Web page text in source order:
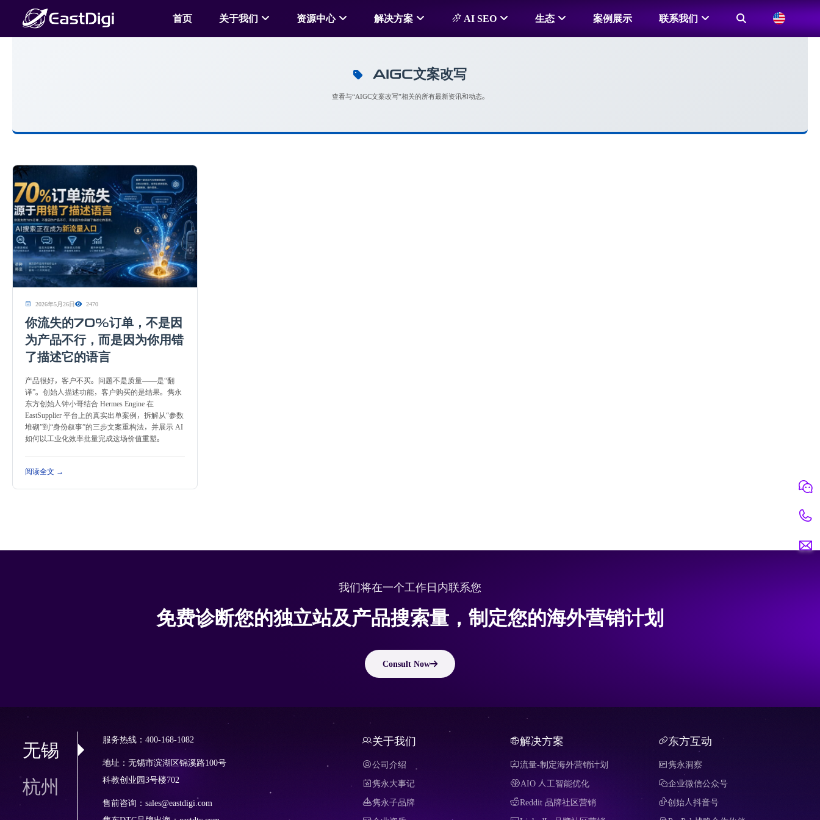
首页 关于我们 资源中心 解决方案 AI SEO 生态 案例展示 联系我们
AIGC文案改写
查看与“AIGC文案改写”相关的所有最新资讯和动态。
2026年5月26日 2470
你流失的70%订单，不是因
为产品不行，而是因为你用错
了描述它的语言
产品很好，客户不买。问题不是质量——是“翻
译”。创始人描述功能，客户购买的是结果。隽永
东方创始人钟小哥结合 Hermes Engine 在
EastSupplier 平台上的真实出单案例，拆解从“参数
堆砌”到“身份叙事”的三步文案重构法，并展示 AI
如何以工业化效率批量完成这场价值重塑。
阅读全文 →
我们将在一个工作日内联系您
免费诊断您的独立站及产品搜索量，制定您的海外营销计划
Consult Now
无锡
杭州
服务热线：400-168-1082
地址：无锡市滨湖区锦溪路100号
科教创业园3号楼702
售前咨询：sales@eastdigi.com
关于我们
公司介绍
隽永大事记
隽永子品牌
解决方案
流量-制定海外营销计划
AIO 人工智能优化
Reddit 品牌社区营销
东方互动
隽永洞察
企业微信公众号
创始人抖音号